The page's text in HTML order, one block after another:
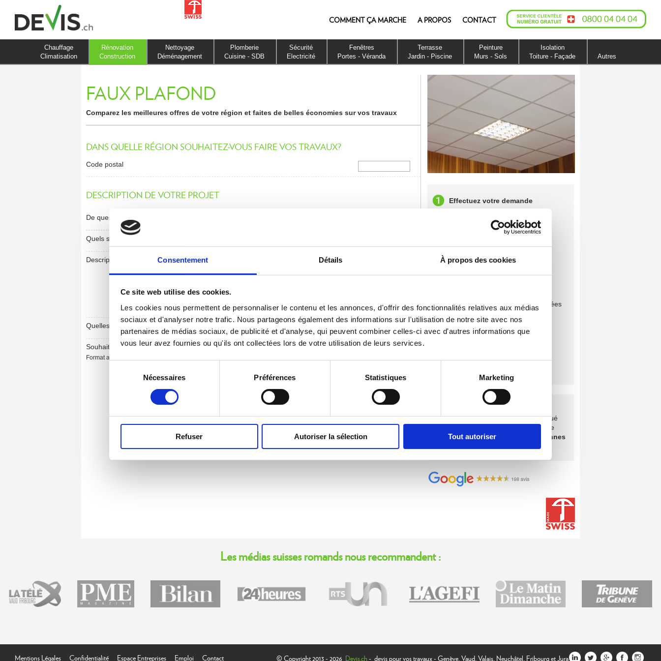
Consentement Détails À propos des cookies
Ce site web utilise des cookies.
Les cookies nous permettent de personnaliser le contenu et les annonces, d'offrir des fonctionnalités relatives aux médias
sociaux et d'analyser notre trafic. Nous partageons également des informations sur l'utilisation de notre site avec nos
partenaires de médias sociaux, de publicité et d'analyse, qui peuvent combiner celles-ci avec d'autres informations que
vous leur avez fournies ou qu'ils ont collectées lors de votre utilisation de leurs services.
consentement
Nécessaires Préférences Statistiques Marketing
Refuser Autoriser la sélection Tout autoriser
COMMENT ÇA MARCHE A PROPOS CONTACT
Chauffage
Climatisation
Rénovation
Construction
Nettoyage
Déménagement
Plomberie
Cuisine - SDB
Sécurité
Electricité
Fenêtres
Portes - Véranda
Terrasse
Jardin - Piscine
Peinture
Murs - Sols
Isolation
Toiture - Façade
Autres
FAUX PLAFOND
Comparez les meilleures offres de votre région et faites de belles économies sur vos travaux
DANS QUELLE RÉGION SOUHAITEZ-VOUS FAIRE VOS TRAVAUX?
Code postal
DESCRIPTION DE VOTRE PROJET
De quel genre de travaux s'agit-il?
Quels sont vos délais ?
Description des travaux à réaliser
Quelles sont vos attentes ? Le meilleur rapport qualité/prix
Souhaitez-vous joindre un document ?
Format autorisé: PDF, JPG, PNG, ZIP (max 15Mo)
Oui Non
Effectuez votre demande
Recevez jusqu'à 4 devis
Vos avantages
Un réseau d'entreprises sélectionnées
d'entreprises sélectionnéesa effectué
des travaux de qualité tout en offrant le
meilleur prix à plus de
100'000 personnes
Les médias suisses romands nous recommandent :
Mentions Légales Confidentialité Espace Entreprises Emploi Contact © Copyright 2013 - 2026 Devis.ch - devis pour vos travaux- Genève, Vaud, Valais, Neuchâtel, Fribourg et Jura